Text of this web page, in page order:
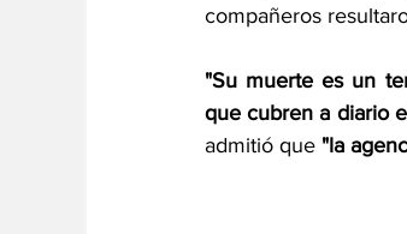
compañeros
"Su muerte es un
que cubren a diario
admitió que "la